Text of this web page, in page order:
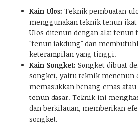
Kain Ulos: Teknik pembuatan
menggunakan teknik tenun ikat
Ulos ditenun dengan alat tenun
"tenun takdung" dan
keterampilan yang tinggi.
Kain Songket: Songket dibuat
songket, yaitu teknik menenun
memasukkan benang emas
tenun dasar. Teknik ini
dan berkilauan, memberikan
songket.